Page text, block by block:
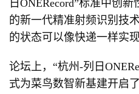
日ONERecord”标准中创
的新一代精准射频识别技
的状态可以像快递一样实
论坛上，“杭州-列日
式为菜鸟数智新基建开启